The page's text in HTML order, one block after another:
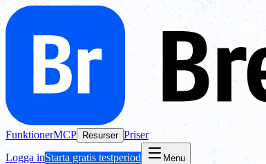
FunktionerMCP Resurser Priser
Logga inStarta gratis testperiod Menu